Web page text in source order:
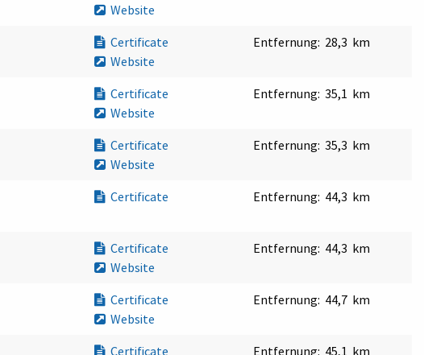
Website
Certificate
Website
Entfernung: 28,3 km
Certificate
Website
Entfernung: 35,1 km
Certificate
Website
Entfernung: 35,3 km
Certificate Entfernung: 44,3 km
Certificate
Website
Entfernung: 44,3 km
Certificate
Website
Entfernung: 44,7 km
Certificate Entfernung: 45,1 km